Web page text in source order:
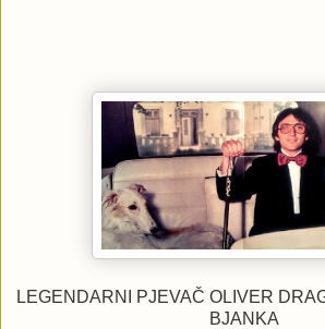
LEGENDARNI PJEVAČ OLIVER
BJANKA